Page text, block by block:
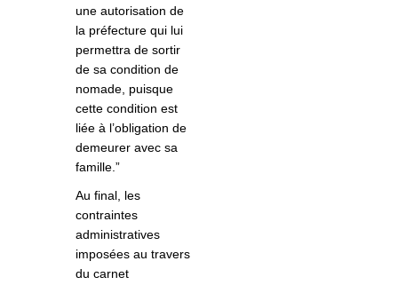
une autorisation de
la préfecture qui lui
permettra de sortir
de sa condition de
nomade, puisque
cette condition est
liée à l’obligation de
demeurer avec sa
famille.”
Au final, les
contraintes
administratives
imposées au travers
du carnet